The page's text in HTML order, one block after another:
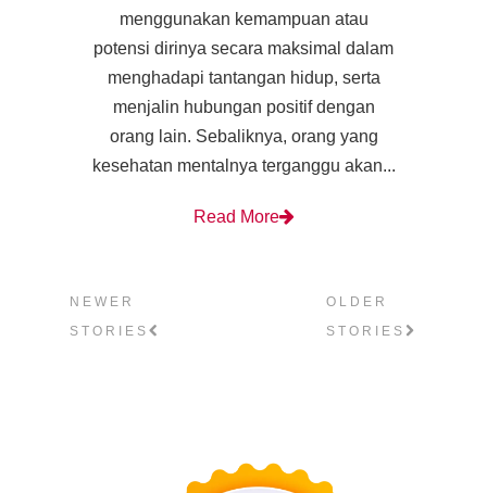
menggunakan kemampuan atau
potensi dirinya secara maksimal dalam
menghadapi tantangan hidup, serta
menjalin hubungan positif dengan
orang lain. Sebaliknya, orang yang
kesehatan mentalnya terganggu akan...
Read More
NEWER
STORIES
OLDER
STORIES